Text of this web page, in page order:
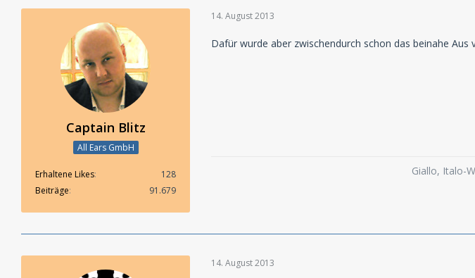
Captain Blitz
All Ears GmbH
Erhaltene Likes
128
Beiträge
91.679
14. August 2013
Dafür wurde aber zwischendurch schon das beinahe
Giallo, Italo-
14. August 2013